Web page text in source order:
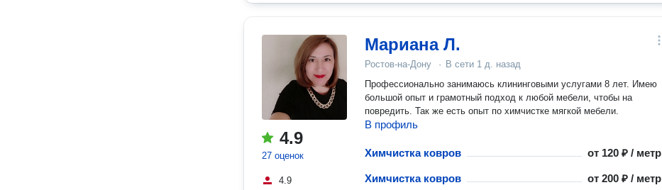
4.9
27 оценок
4.9
Мариана Л.
Ростов-на-Дону · В сети 1 д. назад
Профессионально занимаюсь клининговыми услугами 8 лет. Имею
большой опыт и грамотный подход к любой мебели, чтобы на
повредить. Так же есть опыт по химчистке мягкой мебели.
В профиль
Химчистка ковров от 120 ₽ / метр
Химчистка ковров от200 ₽ / метр